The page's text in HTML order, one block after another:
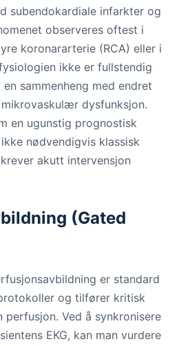
subendokardiale infarkter og
observeres oftest i
koronararterie (RCA) eller i
ikke er fullstendig
sammenheng med endret
dysfunksjon.
en ugunstig prognostisk
nødvendigvis klassisk
akutt intervensjon
(Gated
er standard
og tilfører kritisk
perfusjon. Ved å synkronisere
EKG, kan man vurdere